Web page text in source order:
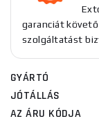
garanciát
szolgáltatást
GYÁRTÓ
JÓTÁLLÁS
AZ ÁRU KÓDJA